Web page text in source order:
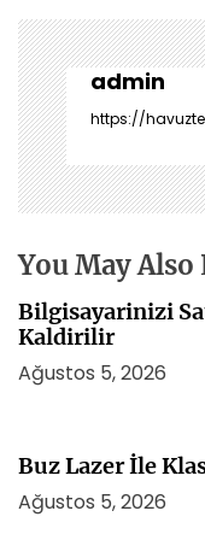
ı
g
e
z
i
n
m
s
i
admin
https://
You May Also
Bilgisayarinizi
Kaldirilir
Ağustos 5, 2026
Buz Lazer İle
Ağustos 5, 2026